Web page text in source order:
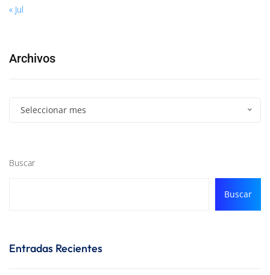
« Jul
Archivos
Seleccionar mes
Buscar
Buscar
Entradas Recientes